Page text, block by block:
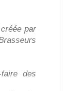
par
des